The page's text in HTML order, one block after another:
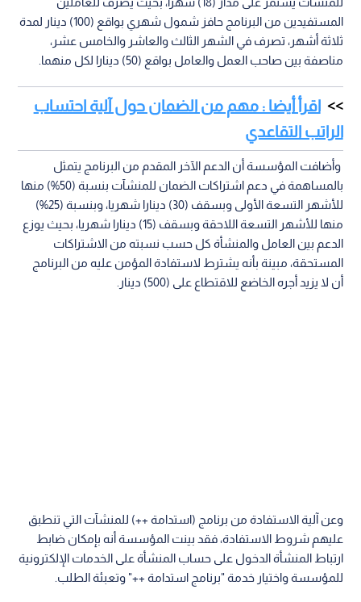
المستفيدين من البرنامج حافز شمول شهري بواقع (100) دينار لمدة
ثلاثة أشهر، تصرف في الشهر الثالث والعاشر والخامس عشر،
مناصفة بين صاحب العمل والعامل بواقع (50) دينارا لكل منهما.
اقرأ أيضا : مهم من الضمان حول آلية احتساب
الراتب التقاعدي
وأضافت المؤسسة أن الدعم الآخر المقدم من البرنامج يتمثل
بالمساهمة في دعم اشتراكات الضمان للمنشآت بنسبة (50%) منها
للأشهر التسعة الأولى وبسقف (30) دينارا شهريا، وبنسبة (25%)
منها للأشهر التسعة اللاحقة وبسقف (15) دينارا شهريا، بحيث يوزع
الدعم بين العامل والمنشأة كل حسب نسبته من الاشتراكات
المستحقة، مبينة بأنه يشترط لاستفادة المؤمن عليه من البرنامج
أن لا يزيد أجره الخاضع للاقتطاع على (500) دينار.
وعن آلية الاستفادة من برنامج (استدامة ++) للمنشآت التي تنطبق
عليهم شروط الاستفادة، فقد بينت المؤسسة أنه بإمكان ضابط
ارتباط المنشأة الدخول على حساب المنشأة على الخدمات الإلكترونية
للمؤسسة واختيار خدمة "برنامج استدامة ++" وتعبئة الطلب.